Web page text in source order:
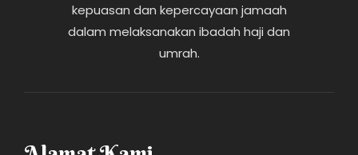
kepuasan dan kepercayaan jamaah
dalam melaksanakan ibadah haji dan
umrah.